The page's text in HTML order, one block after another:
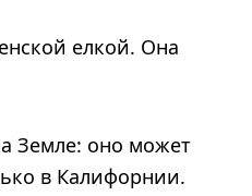
елкой. Она
Земле: оно может
в Калифорнии.